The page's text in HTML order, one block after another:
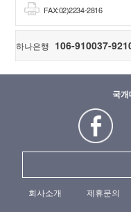
FAX:02)2234-2816
하나은행 106-910037-
국
회사소개 제휴문의